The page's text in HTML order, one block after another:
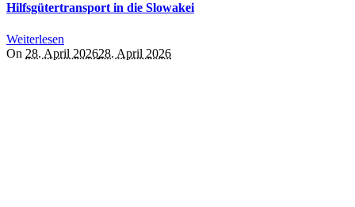
Hilfsgütertransport in die Slowakei
Weiterlesen
On 28. April 202628. April 2026